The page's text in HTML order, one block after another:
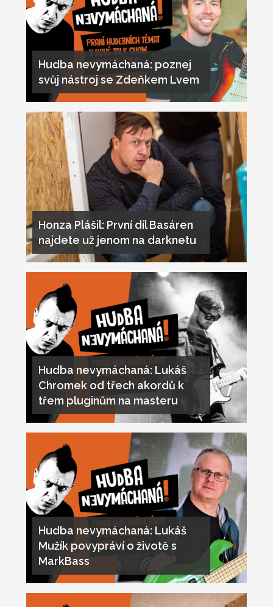
Hudba nevymáchaná: poznej
svůj nástroj se Zdeňkem Lvem
Honza Plášil: První díl Basáren
najdete už jenom na darknetu
Hudba nevymáchaná: Lukáš
Chromek od třech akordů k
třem pluginům na masteru
Hudba nevymáchaná: Lukáš
Mužík povypráví o životě s
MarkBass